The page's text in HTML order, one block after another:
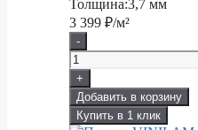
Толщина:3,7 мм
3 399 ₽/м²
-
+
Добавить в корзину
Купить в 1 клик